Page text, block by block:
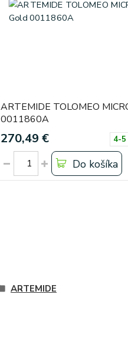
ARTEMIDE TOLOMEO
0011860A
270,49 € 4-
Do košíka
ARTEMIDE